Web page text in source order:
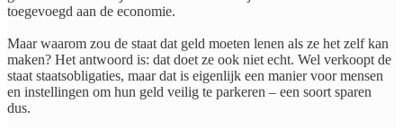
toegevoegd aan de economie.
Maar waarom zou de staat dat geld moeten lenen als ze het zelf kan
maken? Het antwoord is: dat doet ze ook niet echt. Wel verkoopt de
staat staatsobligaties, maar dat is eigenlijk een manier voor mensen
en instellingen om hun geld veilig te parkeren – een soort sparen
dus.